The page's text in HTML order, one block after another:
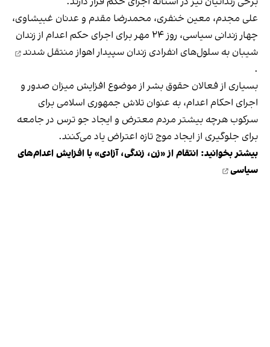
علی مجدم، معین خنفری، محمدرضا مقدم و عدنان غبیشاوی،
چهار زندانی سیاسی، روز ۲۴ مهر برای اجرای حکم اعدام از زندان
شیبان به سلول‌های انفرادی زندان سپیدار اهوازمنتقل شدند
.
بسیاری از فعالان حقوق بشر از موضوع افزایش میزان صدور و
اجرای احکام اعدام، به عنوان تلاش جمهوری اسلامی برای
سرکوب هرچه بیشتر مردم معترض و ایجاد جو ترس در جامعه
برای جلوگیری از ایجاد موج تازه اعتراض یاد می‌کنند.
بیشتر بخوانید: انتقام از «زن، زندگی، آزادی» با افزایش اعدام‌های
سیاسی